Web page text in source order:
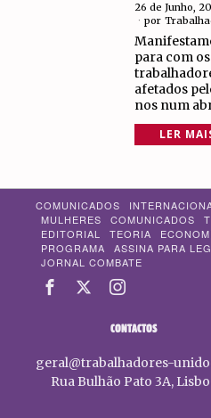
26 de Junho,
por
para com
afetados
nos num
LER
COMUNICADOS
MULHERES
COMUNICADOS
EDITORIAL
TEORIA
PROGRAMA
ASSINA PARA
JORNAL COMBATE
CONTACTOS
geral@trabalhadores-
Rua Bulhão Pato 3A,